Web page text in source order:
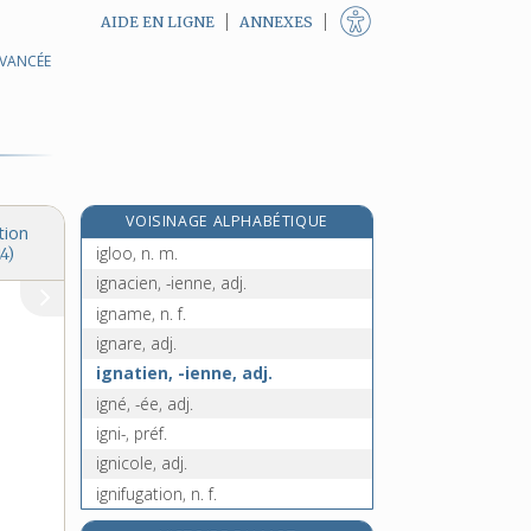
AIDE EN LIGNE ANNEXES
VOISINAGE ALPHABÉTIQUE
if, n. m.
igloo, n. m.
ignacien, -ienne, adj.
igname, n. f.
ignare, adj.
ignatien, -ienne, adj.
igné, -ée, adj.
igni-, préf.
ignicole, adj.
ignifugation, n. f.
ignifuge, adj.